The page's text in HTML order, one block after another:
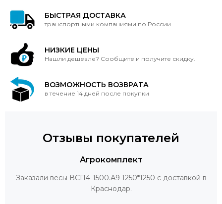
БЫСТРАЯ ДОСТАВКА
транспортными компаниями по России
НИЗКИЕ ЦЕНЫ
Нашли дешевле? Сообщите и получите скидку.
ВОЗМОЖНОСТЬ ВОЗВРАТА
в течение 14 дней после покупки
Отзывы покупателей
Агрокомплект
Заказали весы ВСП4-1500.А9 1250*1250 с доставкой в
Краснодар.